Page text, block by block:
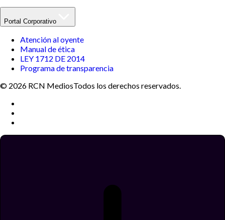
Portal Corporativo
Atención al oyente
Manual de ética
LEY 1712 DE 2014
Programa de transparencia
© 2026 RCN MediosTodos los derechos reservados.